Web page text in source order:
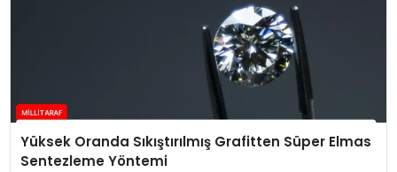
Yüksek Oranda Sıkıştırılmış Grafitten Süper Elmas
Sentezleme Yöntemi